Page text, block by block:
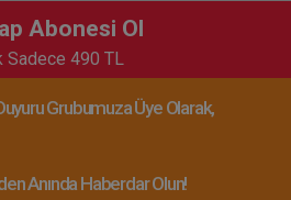
Abonesi Ol
Sadece 490 TL
Grubumuza Üye Olarak,
Anında Haberdar Olun!